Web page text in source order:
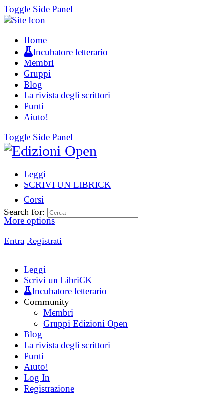
Toggle Side Panel
Home
Incubatore letterario
Membri
Gruppi
Blog
La rivista degli scrittori
Punti
Aiuto!
Toggle Side Panel
Leggi
SCRIVI UN LIBRICK
Corsi
More options
Entra Registrati
Search for:
Leggi
Scrivi un LibriCK
Incubatore letterario
Community
Membri
Gruppi Edizioni Open
Blog
La rivista degli scrittori
Punti
Aiuto!
Log In
Registrazione